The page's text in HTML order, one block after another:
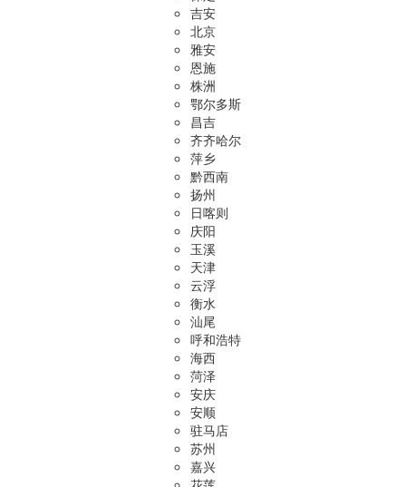
吉安
北京
雅安
恩施
株洲
鄂尔多斯
昌吉
齐齐哈尔
萍乡
黔西南
扬州
日喀则
庆阳
玉溪
天津
云浮
衡水
汕尾
呼和浩特
海西
菏泽
安庆
安顺
驻马店
苏州
嘉兴